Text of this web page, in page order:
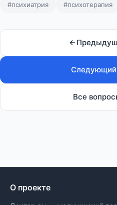
#психиатрия #психотерапия
Следующий
Все
О проекте